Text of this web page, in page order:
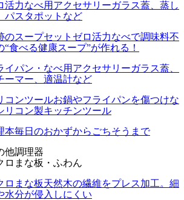
活力なべ用アクセサリーガラス蓋、蒸し
パスタポットなど
のスープセット ゼロ活力なべで調味料不
“食べる健康スープ”が作れる！
イパン・なべ用アクセサリーガラス蓋、
ーマー、適温計など
コンツールお鍋やフライパンを傷つけな
リコン製キッチンツール
本毎日のおかずからごちそうまで
他調理器
ロまな板・ふわん
ロまな板天然木の繊維をプレス加工。細
水分が侵入しにくい